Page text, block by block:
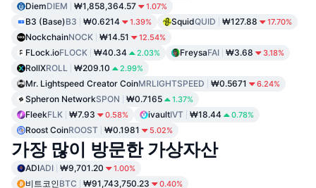
DiemDIEM ₩1,858,364.57 1.07%
B3 (Base)B3 ₩0.6214 1.39% SquidQUID ₩127.88 17.70%
NockchainNOCK ₩14.51 12.54%
FLock.ioFLOCK ₩40.34 2.03% FreysaFAI ₩3.68 3.18%
RollXROLL ₩209.10 2.99%
Mr. Lightspeed Creator CoinMRLIGHTSPEED ₩0.5671 6.24%
Spheron NetworkSPON ₩0.7165 1.37%
FleekFLK ₩7.93 0.58% ivaultIVT ₩18.44 0.78%
Roost CoinROOST ₩0.1981 5.02%
가장 많이 방문한 가상자산
ADIADI ₩9,701.20 1.00%
비트코인BTC ₩91,743,750.23 0.40%